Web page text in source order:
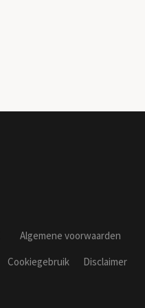
Algemene voorwaarden
Cookiegebruik
Disclaimer